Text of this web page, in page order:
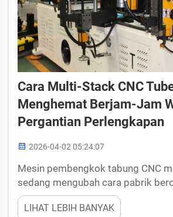
Cara Multi-Stack CNC
Menghemat Berjam-Jam
Pergantian Perlengkapan
2026-04-02 05:24:07
Mesin pembengkok tabung CNC
sedang mengubah cara pabrik
ini membuat proses
menjadi lebih sederhana dan lebih
LIHAT LEBIH BANYAK